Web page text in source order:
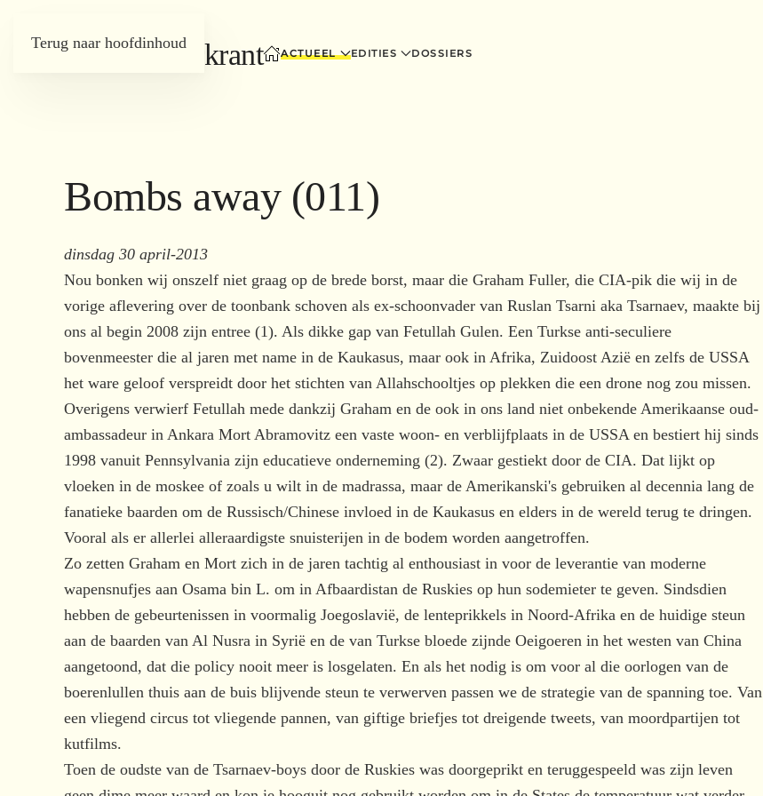
Terug naar hoofdinhoud
ACTUEEL EDITIES DOSSIERS
Bombs away (011)
dinsdag 30 april-2013
Nou bonken wij onszelf niet graag op de brede borst, maar die Graham Fuller, die CIA-pik die wij in de
vorige aflevering over de toonbank schoven als ex-schoonvader van Ruslan Tsarni aka Tsarnaev, maakte bij
ons al begin 2008 zijn entree (1). Als dikke gap van Fetullah Gulen. Een Turkse anti-seculiere
bovenmeester die al jaren met name in de Kaukasus, maar ook in Afrika, Zuidoost Azië en zelfs de USSA
het ware geloof verspreidt door het stichten van Allahschooltjes op plekken die een drone nog zou missen.
Overigens verwierf Fetullah mede dankzij Graham en de ook in ons land niet onbekende Amerikaanse oud-
ambassadeur in Ankara Mort Abramovitz een vaste woon- en verblijfplaats in de USSA en bestiert hij sinds
1998 vanuit Pennsylvania zijn educatieve onderneming (2). Zwaar gestiekt door de CIA. Dat lijkt op
vloeken in de moskee of zoals u wilt in de madrassa, maar de Amerikanski's gebruiken al decennia lang de
fanatieke baarden om de Russisch/Chinese invloed in de Kaukasus en elders in de wereld terug te dringen.
Vooral als er allerlei alleraardigste snuisterijen in de bodem worden aangetroffen.
Zo zetten Graham en Mort zich in de jaren tachtig al enthousiast in voor de leverantie van moderne
wapensnufjes aan Osama bin L. om in Afbaardistan de Ruskies op hun sodemieter te geven. Sindsdien
hebben de gebeurtenissen in voormalig Joegoslavië, de lenteprikkels in Noord-Afrika en de huidige steun
aan de baarden van Al Nusra in Syrië en de van Turkse bloede zijnde Oeigoeren in het westen van China
aangetoond, dat die policy nooit meer is losgelaten. En als het nodig is om voor al die oorlogen van de
boerenlullen thuis aan de buis blijvende steun te verwerven passen we de strategie van de spanning toe. Van
een vliegend circus tot vliegende pannen, van giftige briefjes tot dreigende tweets, van moordpartijen tot
kutfilms.
Toen de oudste van de Tsarnaev-boys door de Ruskies was doorgeprikt en teruggespeeld was zijn leven